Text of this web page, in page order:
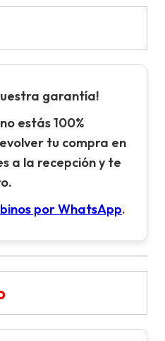
garantía!
estás 100%
tu compra en
a la recepción y te
por WhatsApp.